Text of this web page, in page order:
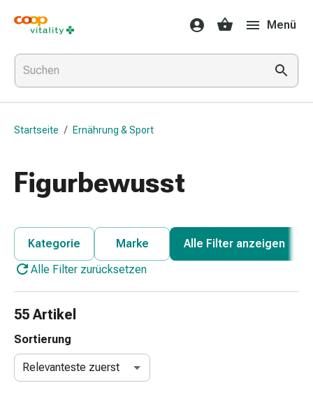
Medikamente
&
Gesundheit
Grippe
&
Erkältung
Grippe-
Erkältung
Medikamente
Bronchitis
Inhalationsgeräte
Schnupfen
Wund-
Menü
Startseite / Ernährung & Sport
Figurbewusst
Kategorie Marke
Alle Filter anzeigen
Alle Filter zurücksetzen
55 Artikel
Sortierung
Relevanteste zuerst